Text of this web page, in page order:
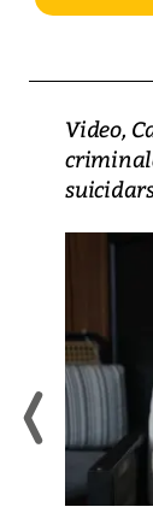
Video,